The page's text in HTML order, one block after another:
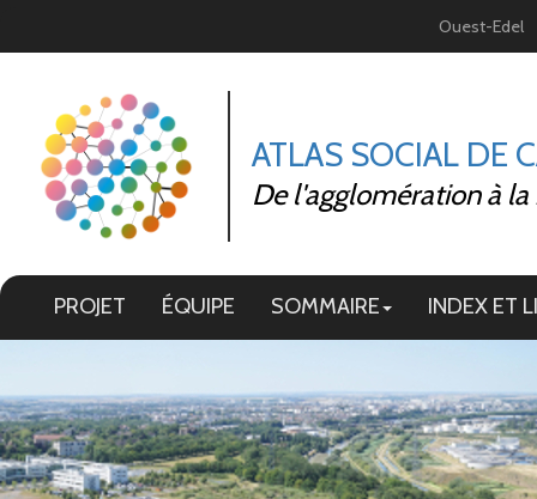
Ouest-Edel
ATLAS SOCIAL DE
De l'agglomération à
PROJET ÉQUIPE SOMMAIRE INDEX ET